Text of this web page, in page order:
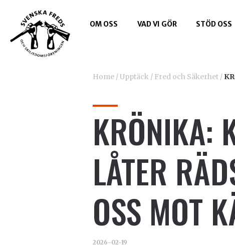
OM OSS VAD VI GÖR STÖD OSS
Home/Upptäck/ Fred och Säkerhet/
KRÖNIKA:
LÅTER
OSS MOT
2026-02-19